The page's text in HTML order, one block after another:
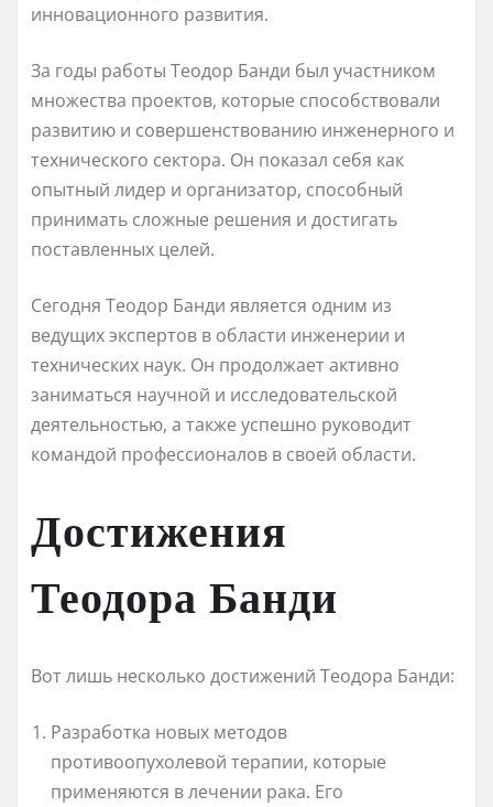
инновационного развития.
За годы работы Теодор Банди был участником
множества проектов, которые способствовали
развитию и совершенствованию инженерного и
технического сектора. Он показал себя как
опытный лидер и организатор, способный
принимать сложные решения и достигать
поставленных целей.
Сегодня Теодор Банди является одним из
ведущих экспертов в области инженерии и
технических наук. Он продолжает активно
заниматься научной и исследовательской
деятельностью, а также успешно руководит
командой профессионалов в своей области.
Достижения
Теодора Банди
Вот лишь несколько достижений Теодора Банди:
Разработка новых методов
противоопухолевой терапии, которые
применяются в лечении рака. Его